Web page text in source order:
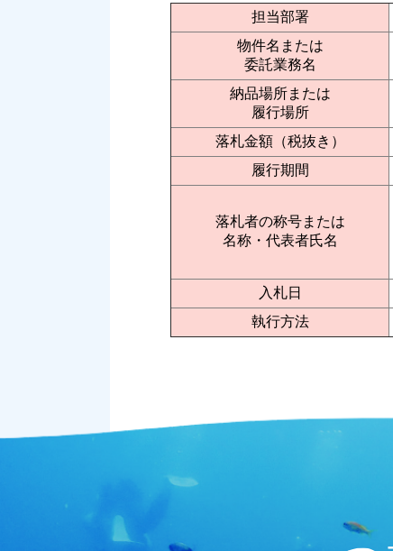
担当部署
物件名または
委託業務名
納品場所または
履行場所
落札金額（税抜き）
履行期間
落札者の称号または
名称・代表者氏名
入札日
執行方法